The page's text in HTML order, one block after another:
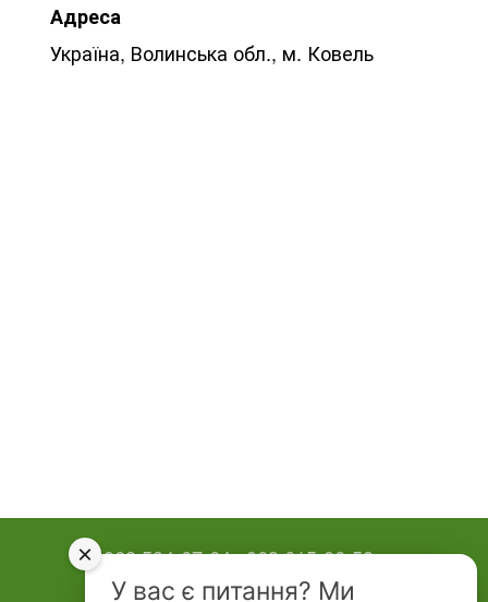
Адреса
Україна, Волинська обл., м. Ковель
068 584-67-64 063 615-06-58
Контактна інформація
У вас є питання? Ми
×